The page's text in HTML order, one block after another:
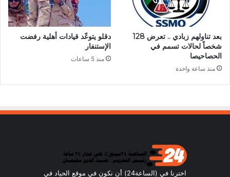
بعد تناولهم زبادي .. تعرض 128
شخصاً لحالات تسمم في
الحصاحيصا
منذ ساعة واحدة
دقلو يتوعّد قيادات أهلية رفضت
الإستنفار
منذ 5 ساعات
اخترنا في (الساعة24) أن نكون في موقع الحياد في